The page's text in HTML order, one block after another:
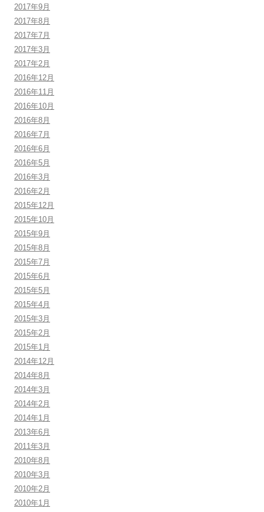
2017年9月
2017年8月
2017年7月
2017年3月
2017年2月
2016年12月
2016年11月
2016年10月
2016年8月
2016年7月
2016年6月
2016年5月
2016年3月
2016年2月
2015年12月
2015年10月
2015年9月
2015年8月
2015年7月
2015年6月
2015年5月
2015年4月
2015年3月
2015年2月
2015年1月
2014年12月
2014年8月
2014年3月
2014年2月
2014年1月
2013年6月
2011年3月
2010年8月
2010年3月
2010年2月
2010年1月